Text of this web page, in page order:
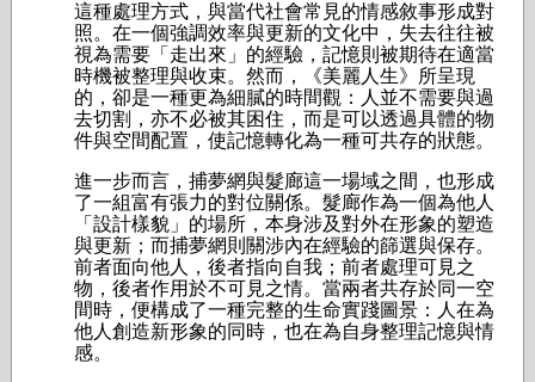
這種處理方式，與當代社會常見的情感敘事形成對
照。在一個強調效率與更新的文化中，失去往往被
視為需要「走出來」的經驗，記憶則被期待在適當
時機被整理與收束。然而，《美麗人生》所呈現
的，卻是一種更為細膩的時間觀：人並不需要與過
去切割，亦不必被其困住，而是可以透過具體的物
件與空間配置，使記憶轉化為一種可共存的狀態。
進一步而言，捕夢網與髮廊這一場域之間，也形成
了一組富有張力的對位關係。髮廊作為一個為他人
「設計樣貌」的場所，本身涉及對外在形象的塑造
與更新；而捕夢網則關涉內在經驗的篩選與保存。
前者面向他人，後者指向自我；前者處理可見之
物，後者作用於不可見之情。當兩者共存於同一空
間時，便構成了一種完整的生命實踐圖景：人在為
他人創造新形象的同時，也在為自身整理記憶與情
感。